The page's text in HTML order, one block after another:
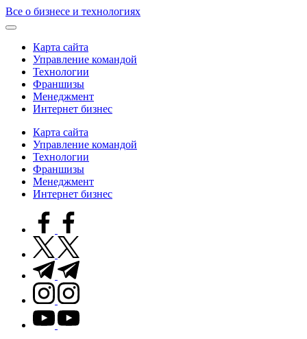
Skip
to
Все о бизнесе и технологиях
Карта сайта
Управление командой
Технологии
Франшизы
Менеджмент
Интернет бизнес
Карта сайта
Управление командой
Технологии
Франшизы
Менеджмент
Интернет бизнес
facebook.com
twitter.com
t.me
instagram.com
youtube.com